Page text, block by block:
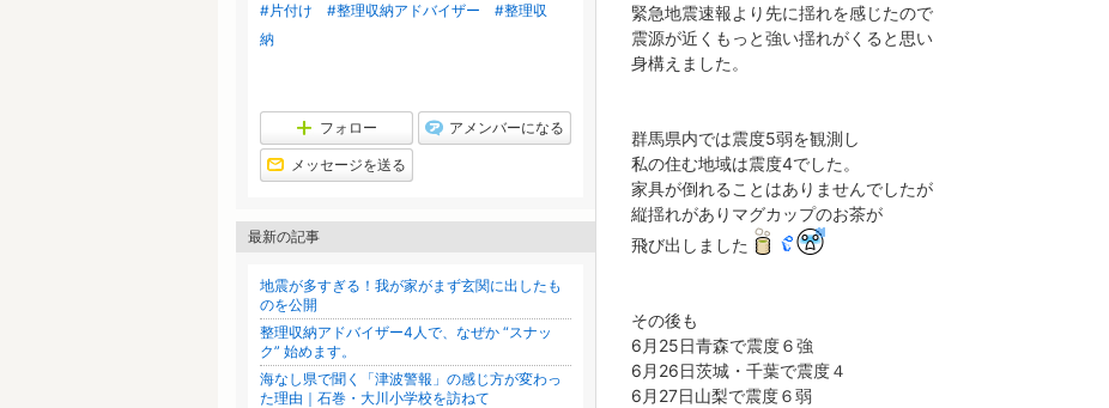
緊急地震速報より先に揺れを感じたので
震源が近くもっと強い揺れがくると思い
身構えました。
群馬県内では震度5弱を観測し
私の住む地域は震度4でした。
家具が倒れることはありませんでしたが
縦揺れがありマグカップのお茶が
飛び出しました
その後も
6月25日青森で震度６強
6月26日茨城・千葉で震度４
6月27日山梨で震度６弱
#片付け #整理収納アドバイザー
#整理収
納
フォロー アメンバーになる
メッセージを送る
最新の記事
地震が多すぎる！我が家がまず玄関に出したも
のを公開
整理収納アドバイザー4人で、なぜか “スナッ
ク” 始めます。
海なし県で聞く「津波警報」の感じ方が変わっ
た理由｜石巻・大川小学校を訪ねて